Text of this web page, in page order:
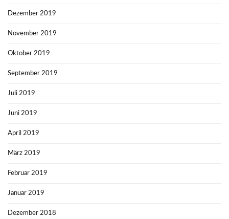
Dezember 2019
November 2019
Oktober 2019
September 2019
Juli 2019
Juni 2019
April 2019
März 2019
Februar 2019
Januar 2019
Dezember 2018